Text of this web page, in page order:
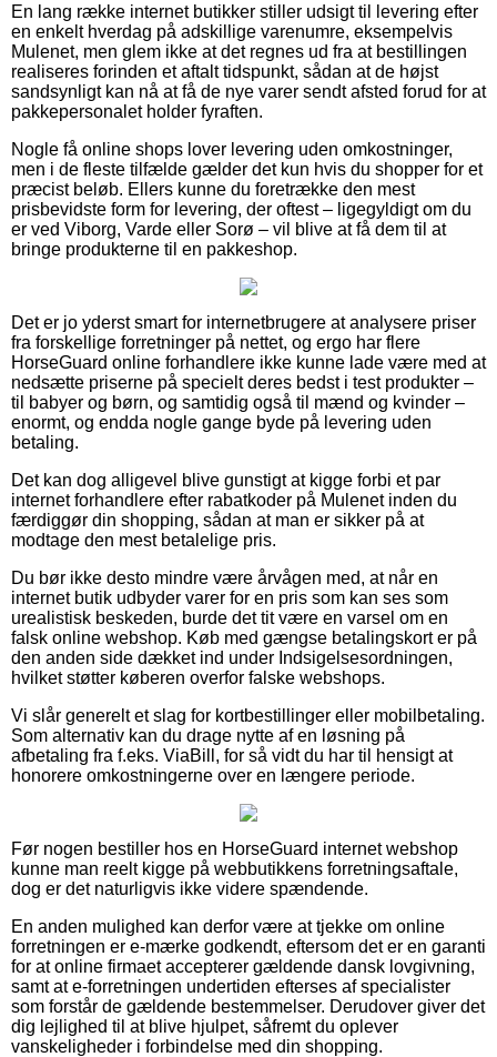
En lang række internet butikker stiller udsigt til levering efter
en enkelt hverdag på adskillige varenumre, eksempelvis
Mulenet, men glem ikke at det regnes ud fra at bestillingen
realiseres forinden et aftalt tidspunkt, sådan at de højst
sandsynligt kan nå at få de nye varer sendt afsted forud for at
pakkepersonalet holder fyraften.
Nogle få online shops lover levering uden omkostninger,
men i de fleste tilfælde gælder det kun hvis du shopper for et
præcist beløb. Ellers kunne du foretrække den mest
prisbevidste form for levering, der oftest – ligegyldigt om du
er ved Viborg, Varde eller Sorø – vil blive at få dem til at
bringe produkterne til en pakkeshop.
Det er jo yderst smart for internetbrugere at analysere priser
fra forskellige forretninger på nettet, og ergo har flere
HorseGuard online forhandlere ikke kunne lade være med at
nedsætte priserne på specielt deres bedst i test produkter –
til babyer og børn, og samtidig også til mænd og kvinder –
enormt, og endda nogle gange byde på levering uden
betaling.
Det kan dog alligevel blive gunstigt at kigge forbi et par
internet forhandlere efter rabatkoder på Mulenet inden du
færdiggør din shopping, sådan at man er sikker på at
modtage den mest betalelige pris.
Du bør ikke desto mindre være årvågen med, at når en
internet butik udbyder varer for en pris som kan ses som
urealistisk beskeden, burde det tit være en varsel om en
falsk online webshop. Køb med gængse betalingskort er på
den anden side dækket ind under Indsigelsesordningen,
hvilket støtter køberen overfor falske webshops.
Vi slår generelt et slag for kortbestillinger eller mobilbetaling.
Som alternativ kan du drage nytte af en løsning på
afbetaling fra f.eks. ViaBill, for så vidt du har til hensigt at
honorere omkostningerne over en længere periode.
Før nogen bestiller hos en HorseGuard internet webshop
kunne man reelt kigge på webbutikkens forretningsaftale,
dog er det naturligvis ikke videre spændende.
En anden mulighed kan derfor være at tjekke om online
forretningen er e-mærke godkendt, eftersom det er en garanti
for at online firmaet accepterer gældende dansk lovgivning,
samt at e-forretningen undertiden efterses af specialister
som forstår de gældende bestemmelser. Derudover giver det
dig lejlighed til at blive hjulpet, såfremt du oplever
vanskeligheder i forbindelse med din shopping.